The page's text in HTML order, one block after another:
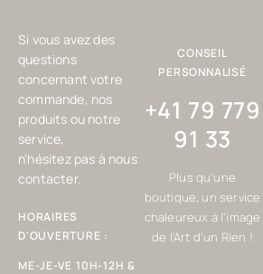
Si vous avez des
questions
concernant votre
commande, nos
produits ou notre
service,
n'hésitez pas à nous
contacter.
HORAIRES
D'OUVERTURE :
ME-JE-VE 10H-12H &
CONSEIL
PERSONNALISÉ
+41 79 779
91 33
Plus qu'une
boutique, un service
chaleureux à l'image
de l'Art d'un Rien !